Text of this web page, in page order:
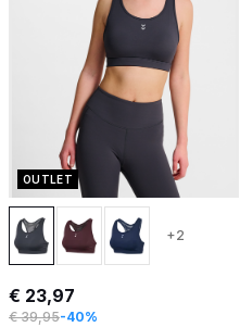
OUTLET
+2
€ 23,97
€ 39,95-40%